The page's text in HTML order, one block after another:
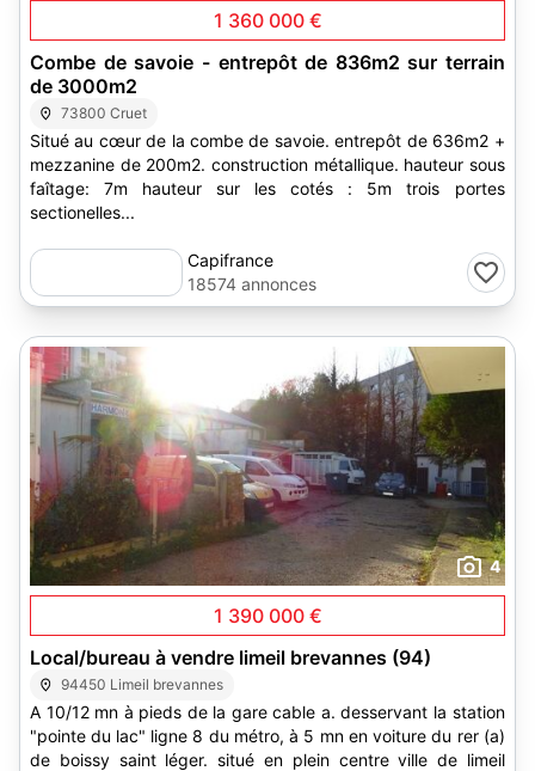
1 360 000 €
Combe de savoie - entrepôt de 836m2 sur terrain
de 3000m2
73800 Cruet
Situé au cœur de la combe de savoie. entrepôt de 636m2 +
mezzanine de 200m2. construction métallique. hauteur sous
faîtage: 7m hauteur sur les cotés : 5m trois portes
sectionelles...
Capifrance
18574 annonces
4
1 390 000 €
Local/bureau à vendre limeil brevannes (94)
94450 Limeil brevannes
A 10/12 mn à pieds de la gare cable a. desservant la station
"pointe du lac" ligne 8 du métro, à 5 mn en voiture du rer (a)
de boissy saint léger. situé en plein centre ville de limeil